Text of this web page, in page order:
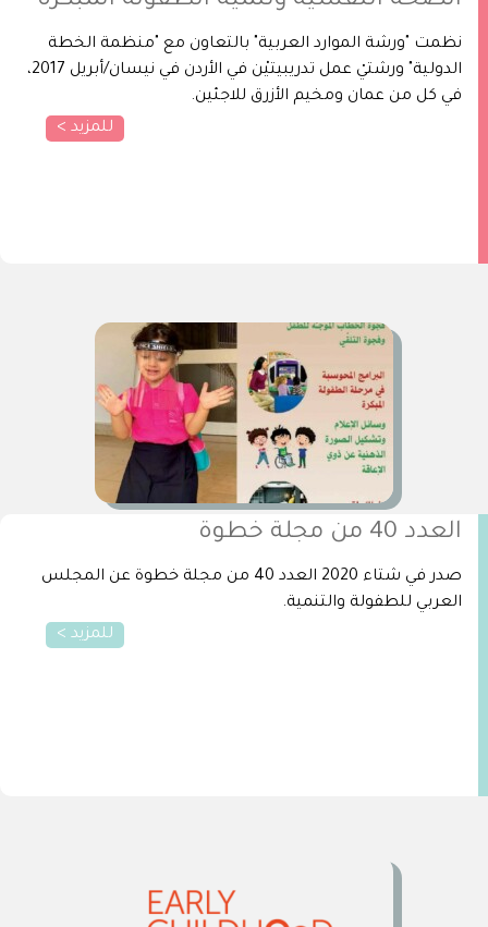
نظمت "ورشة الموارد العربية" بالتعاون مع "منظمة الخطة
الدولية" ورشتيْ عمل تدريبيتيْن في الأردن في نيسان/أبريل 2017،
في كل من عمان ومخيم الأزرق للاجئين.
للمزيد >
العدد 40 من مجلة خطوة
صدر في شتاء 2020 العدد 40 من مجلة خطوة عن المجلس
العربي للطفولة والتنمية.
للمزيد >